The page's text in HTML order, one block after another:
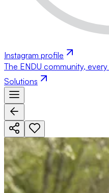
Instagram profile
The ENDU community,
Solutions